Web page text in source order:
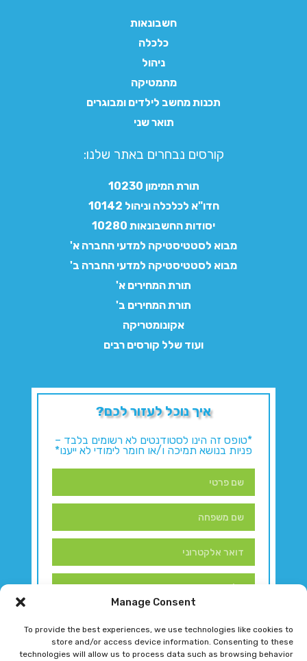
Manage Consent
To provide the best experiences, we use technologies like cookies to
store and/or access device information. Consenting to these
technologies will allow us to process data such as browsing behavior
חשבונאות
כלכלה
ניהול
מתמטיקה
תכנות מחשב לילדים ומבוגרים
תואר שני
קורסים נבחרים באתר שלנו:​
תורת המימון 10230
חדו"א לכלכלה וניהול 10142
יסודות החשבונאות 10280
מבוא לסטטיסטיקה למדעי החברה א'
מבוא לסטטיסטיקה למדעי החברה ב'
תורת המחירים א'
תורת המחירים ב'
אקונומטריקה
ועוד שלל קורסים רבים
איך נוכל לעזור לכם?
*טופס זה הינו לסטודנטים לא רשומים בלבד –
פניות בנושא תמיכה ו/או חומר לימודי לא ייענו*